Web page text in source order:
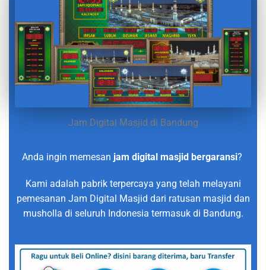
Jam Digital Masjid di Bandung
Anda ingin memesan jam digital masjid bergaransi?
Kami adalah pabrik terpercaya yang telah melayani
pemesanan Jam Digital Masjid dari ratusan masjid dan
musholla di seluruh Indonesia termasuk di Bandung.